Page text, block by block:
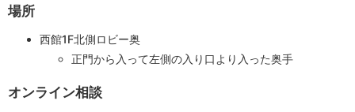
場所
西館1F北側ロビー奥
正門から入って左側の入り口より入った奥手
オンライン相談